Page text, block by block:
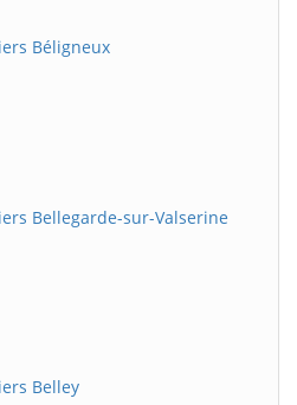
Béligneux
Bellegarde-sur-Valserine
Belley